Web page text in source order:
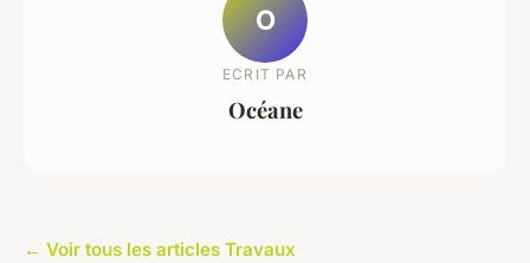
O
ECRIT PAR
Océane
← Voir tous les articles Travaux